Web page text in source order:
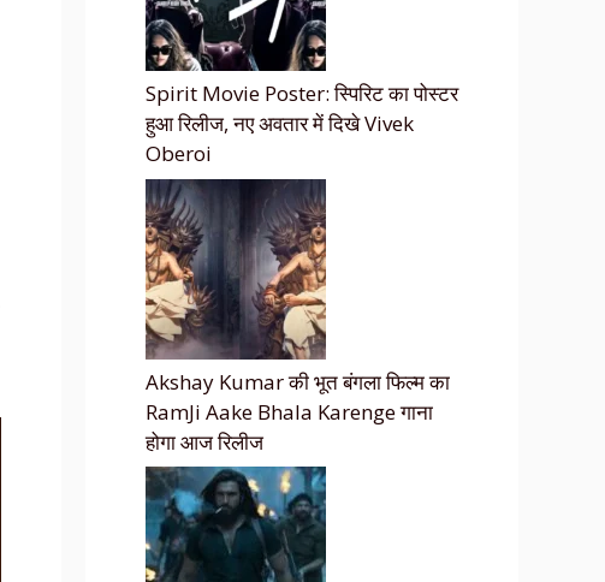
Spirit Movie Poster: स्पिरिट का पोस्टर
हुआ रिलीज, नए अवतार में दिखे Vivek
Oberoi
Akshay Kumar की भूत बंगला फिल्म का
RamJi Aake Bhala Karenge गाना
होगा आज रिलीज